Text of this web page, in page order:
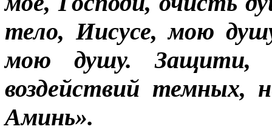
тело, Иисусе, мою
мою душу. Защити,
воздействий темных,
Аминь».